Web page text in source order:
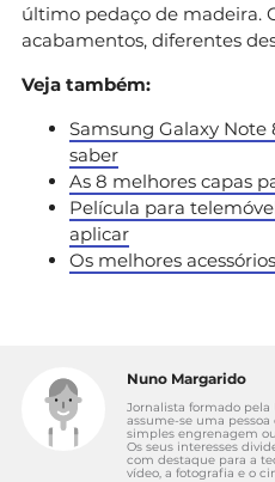
último pedaço de madeira.
acabamentos, diferentes
Veja também:
Samsung Galaxy
saber
As 8 melhores capas
Película para
aplicar
Os melhores
Nuno Margarido
Jornalista formado pela
assume-se uma
simples engrenagem
Os seus interesses
com destaque para a
vídeo, a fotografia e o